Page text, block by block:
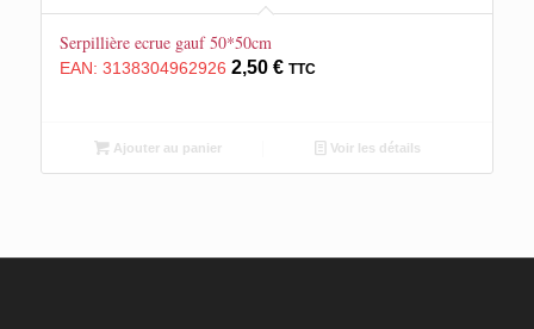
Serpillière ecrue gauf 50*50cm
EAN: 3138304962926 2,50 € TTC
Ajouter au panier Voir les détails